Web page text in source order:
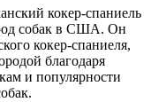
кокер-спаниель
собак в США. Он
кокер-спаниеля,
благодаря
и популярности